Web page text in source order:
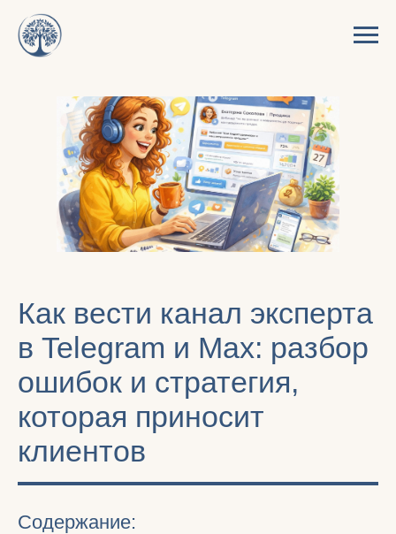
Как вести канал эксперта
в Telegram и Мax: разбор
ошибок и стратегия,
которая приносит
клиентов
Содержание: